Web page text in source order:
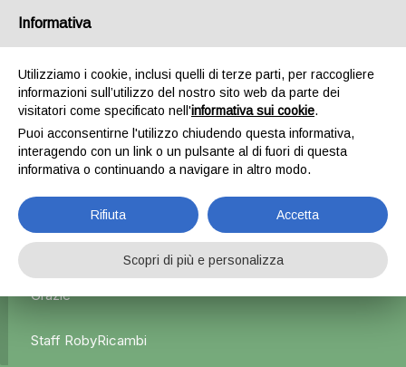
Home Esterni Specchietti retrovisori
Specchietto
retrovisore sinistro – Ford Focus
L'azienda Resta Chiusa Dal 5.08 Al 31.08 Qualsiasi
Ordine Verrà Accettato Ma La Spedizione Ripartirà Dal 1
Grazie
Staff RobyRicambi
Informativa
Utilizziamo i cookie, inclusi quelli di terze parti, per raccogliere
informazioni sull’utilizzo del nostro sito web da parte dei
visitatori come specificato nell'informativa sui cookie.
Puoi acconsentirne l'utilizzo chiudendo questa informativa,
interagendo con un link o un pulsante al di fuori di questa
informativa o continuando a navigare in altro modo.
Rifiuta Accetta
Scopri di più e personalizza